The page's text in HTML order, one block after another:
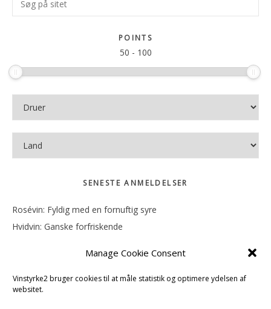
Manage Cookie Consent
Vinstyrke2 bruger cookies til at måle statistik og optimere ydelsen af
websitet.
Sidebar
på
POINTS
50 - 100
SENESTE ANMELDELSER
Rosévin: Fyldig med en fornuftig syre
Hvidvin: Ganske forfriskende
Hvidvin: Smørfedme og tropisk sødme
Rosévin: Blød, rund og sødladen